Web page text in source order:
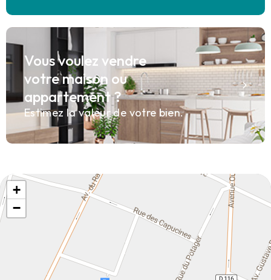
Vous voulez vendre
votre maison ou
appartement ?
Estimez la valeur de votre bien.
+
−